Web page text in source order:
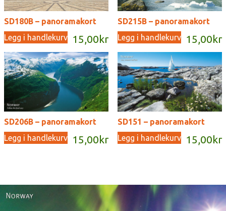
SD180B – panoramakort
15,00 kr
Legg i handlekurv
SD215B – panoramakort
15,00 kr
Legg i handlekurv
SD206B – panoramakort
15,00 kr
Legg i handlekurv
SD151 – panoramakort
15,00 kr
Legg i handlekurv